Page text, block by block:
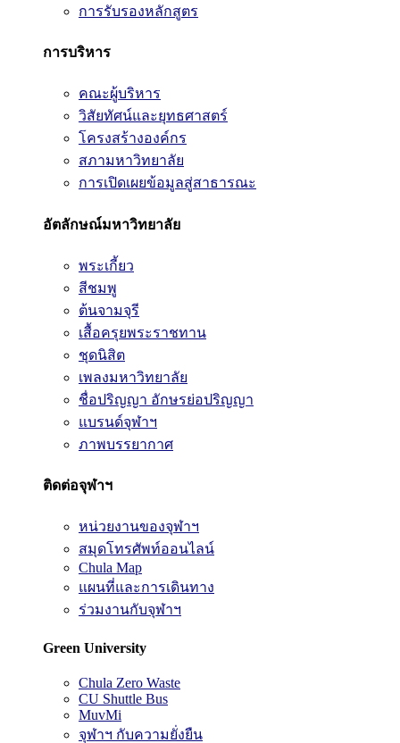
การรับรองหลักสูตร
การบริหาร
คณะผู้บริหาร
วิสัยทัศน์และยุทธศาสตร์
โครงสร้างองค์กร
สภามหาวิทยาลัย
การเปิดเผยข้อมูลสู่สาธารณะ
อัตลักษณ์มหาวิทยาลัย
พระเกี้ยว
สีชมพู
ต้นจามจุรี
เสื้อครุยพระราชทาน
ชุดนิสิต
เพลงมหาวิทยาลัย
ชื่อปริญญา อักษรย่อปริญญา
แบรนด์จุฬาฯ
ภาพบรรยากาศ
ติดต่อจุฬาฯ
หน่วยงานของจุฬาฯ
สมุดโทรศัพท์ออนไลน์
Chula Map
แผนที่และการเดินทาง
ร่วมงานกับจุฬาฯ
Green University
Chula Zero Waste
CU Shuttle Bus
MuvMi
จุฬาฯ กับความยั่งยืน